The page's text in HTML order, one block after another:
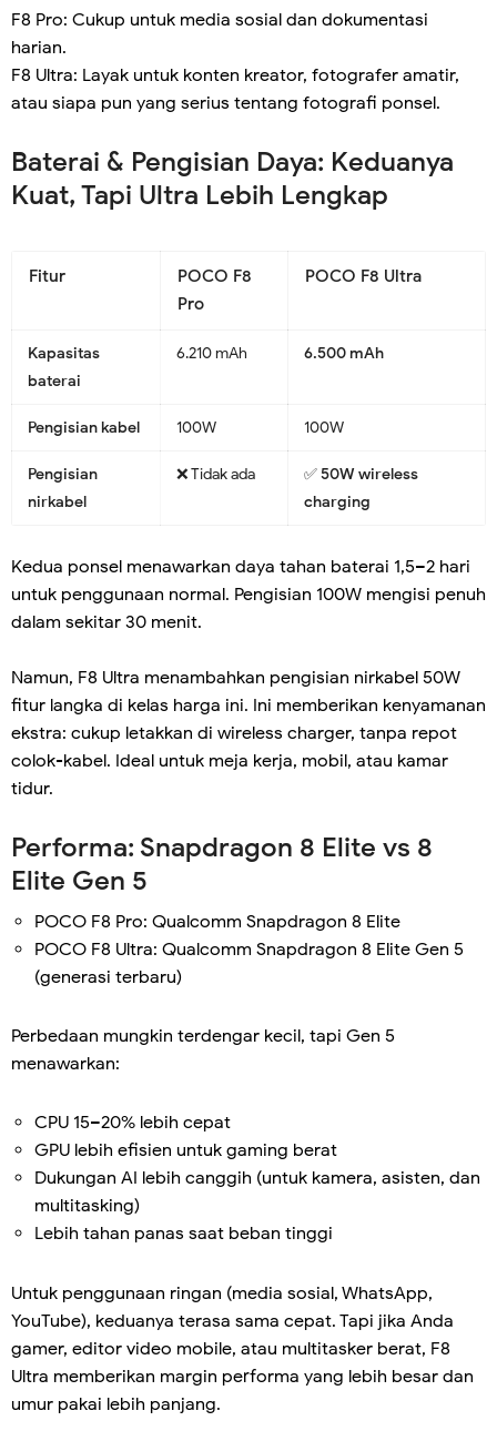
F8 Pro: Cukup untuk media sosial dan dokumentasi
harian.
F8 Ultra: Layak untuk konten kreator, fotografer amatir,
atau siapa pun yang serius tentang fotografi ponsel.
Baterai & Pengisian Daya: Keduanya
Kuat, Tapi Ultra Lebih Lengkap
Fitur
POCO F8
Pro
POCO F8 Ultra
Kapasitas
baterai
6.210 mAh 6.500 mAh
Pengisian kabel 100W 100W
Pengisian
nirkabel
❌ Tidak ada ✅50W wireless
charging
Kedua ponsel menawarkan daya tahan baterai 1,5–2 hari
untuk penggunaan normal. Pengisian 100W mengisi penuh
dalam sekitar 30 menit.
Namun, F8 Ultra menambahkan pengisian nirkabel 50W
fitur langka di kelas harga ini. Ini memberikan kenyamanan
ekstra: cukup letakkan di wireless charger, tanpa repot
colok-kabel. Ideal untuk meja kerja, mobil, atau kamar
tidur.
Performa: Snapdragon 8 Elite vs 8
Elite Gen 5
POCO F8 Pro: Qualcomm Snapdragon 8 Elite
POCO F8 Ultra: Qualcomm Snapdragon 8 Elite Gen 5
(generasi terbaru)
Perbedaan mungkin terdengar kecil, tapi Gen 5
menawarkan:
CPU 15–20% lebih cepat
GPU lebih efisien untuk gaming berat
Dukungan AI lebih canggih (untuk kamera, asisten, dan
multitasking)
Lebih tahan panas saat beban tinggi
Untuk penggunaan ringan (media sosial, WhatsApp,
YouTube), keduanya terasa sama cepat. Tapi jika Anda
gamer, editor video mobile, atau multitasker berat, F8
Ultra memberikan margin performa yang lebih besar dan
umur pakai lebih panjang.